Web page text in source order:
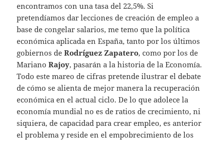
encontramos con una tasa del 22,5%. Si
pretendíamos dar lecciones de creación de empleo a
base de congelar salarios, me temo que la política
económica aplicada en España, tanto por los últimos
gobiernos deRodríguez Zapatero, como por los de
MarianoRajoy, pasarán a la historia de la Economía.
Todo este mareo de cifras pretende ilustrar el debate
de cómo se alienta de mejor manera la recuperación
económica en el actual ciclo. De lo que adolece la
economía mundial no es de ratios de crecimiento, ni
siquiera, de capacidad para crear empleo, es anterior
el problema y reside en el empobrecimiento de los